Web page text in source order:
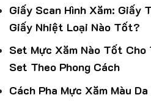
Giấy Scan Hình Xăm: Giấy
Giấy Nhiệt Loại Nào Tốt?
Set Mực Xăm Nào Tốt
Set Theo Phong Cách
Cách Pha Mực Xăm Màu